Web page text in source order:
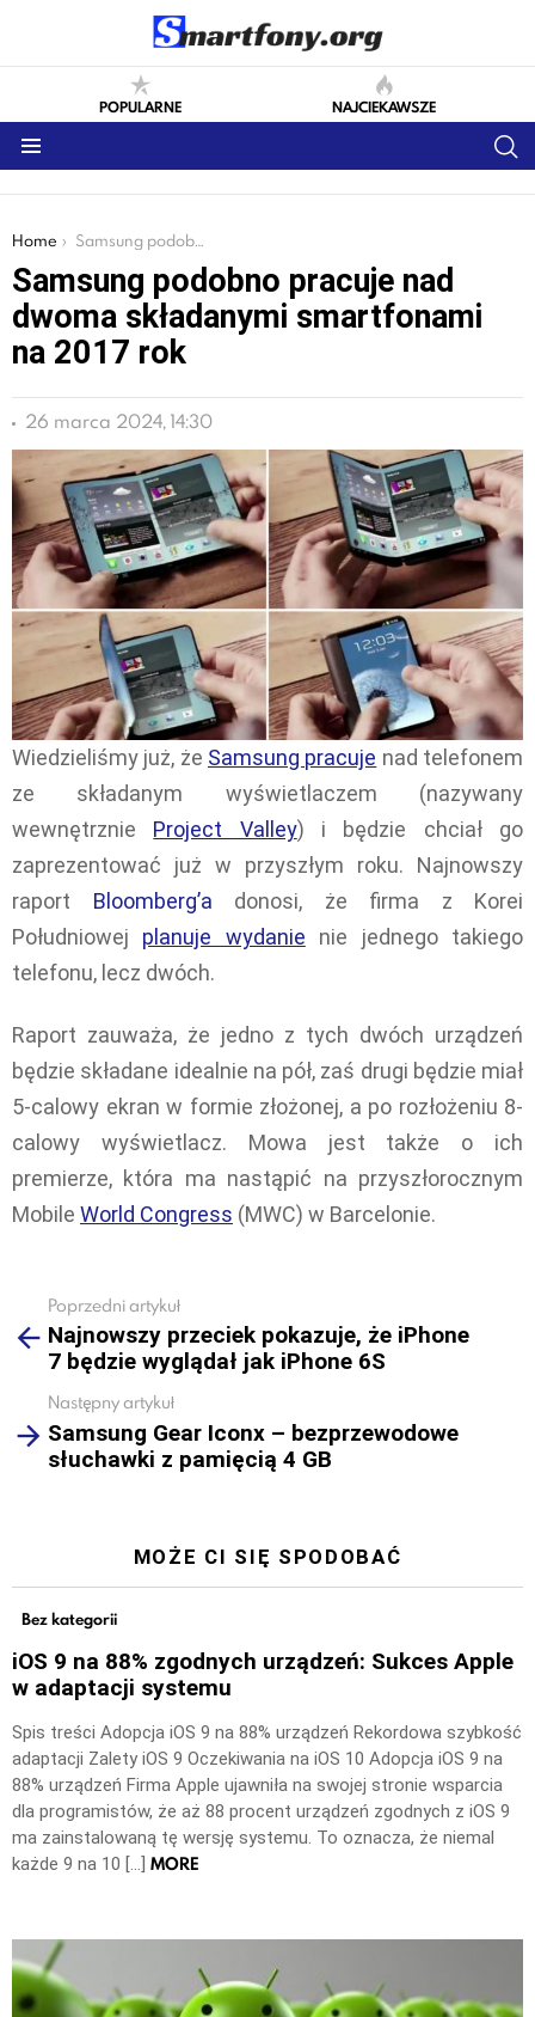
POPULARNE NAJCIEKAWSZE
You are here:
Home Samsung podobno pracuje nad dwoma składanymi smartfonami na 2017 rok
Samsung podobno pracuje nad
dwoma składanymi smartfonami
na 2017 rok
26 marca 2024, 14:30
Wiedzieliśmy już, że Samsung pracuje nad telefonem
ze składanym wyświetlaczem (nazywany
wewnętrznie Project Valley) i będzie chciał go
zaprezentować już w przyszłym roku. Najnowszy
raport Bloomberg’a donosi, że firma z Korei
Południowej planuje wydanie nie jednego takiego
telefonu, lecz dwóch.
Raport zauważa, że jedno z tych dwóch urządzeń
będzie składane idealnie na pół, zaś drugi będzie miał
5-calowy ekran w formie złożonej, a po rozłożeniu 8-
calowy wyświetlacz. Mowa jest także o ich
premierze, która ma nastąpić na przyszłorocznym
Mobile World Congress (MWC) w Barcelonie.
more
Poprzedni artykuł
Najnowszy przeciek pokazuje, że iPhone
7 będzie wyglądał jak iPhone 6S
Następny artykuł
Samsung Gear Iconx – bezprzewodowe
słuchawki z pamięcią 4 GB
MOŻE CI SIĘ SPODOBAĆ
Bez kategorii
iOS 9 na 88% zgodnych urządzeń: Sukces Apple
w adaptacji systemu
Spis treści Adopcja iOS 9 na 88% urządzeń Rekordowa szybkość
adaptacji Zalety iOS 9 Oczekiwania na iOS 10 Adopcja iOS 9 na
88% urządzeń Firma Apple ujawniła na swojej stronie wsparcia
dla programistów, że aż 88 procent urządzeń zgodnych z iOS 9
ma zainstalowaną tę wersję systemu. To oznacza, że niemal
każde 9 na 10 […] MORE